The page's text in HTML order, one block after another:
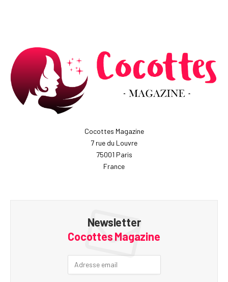
Cocottes Magazine
7 rue du Louvre
75001 Paris
France
Newsletter
Cocottes Magazine